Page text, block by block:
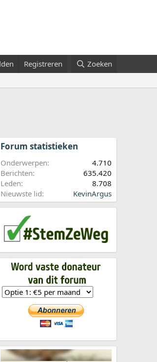
Registreren Zoeken
Forum statistieken
Onderwerpen
4.710
Berichten
635.420
Leden
8.708
Nieuwste lid
KevinArgus